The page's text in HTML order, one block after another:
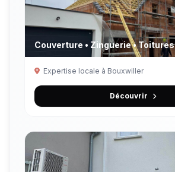
Couverture • Zinguerie • Toitures
Expertise locale à Bouxwiller
Découvrir